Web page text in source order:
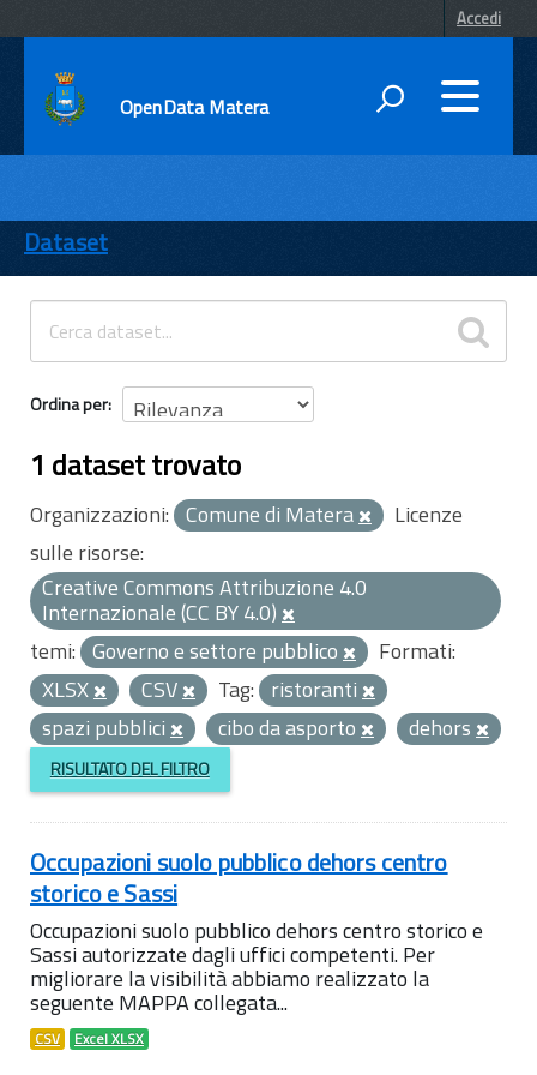
Accedi
OpenData Matera
ENTI
TEMI
INFORMAZIONI
Dataset
Ordina per
1 dataset trovato
Organizzazioni: Comune di Matera
Licenze
sulle risorse:
Creative Commons Attribuzione 4.0
Internazionale (CC BY 4.0)
temi: Governo e settore pubblico
Formati:
XLSX
CSV Tag: ristoranti
spazi pubblici
cibo da asporto dehors
RISULTATO DEL FILTRO
Occupazioni suolo pubblico dehors centro
storico e Sassi
Occupazioni suolo pubblico dehors centro storico e
Sassi autorizzate dagli uffici competenti. Per
migliorare la visibilità abbiamo realizzato la
seguente MAPPA collegata...
CSV Excel XLSX